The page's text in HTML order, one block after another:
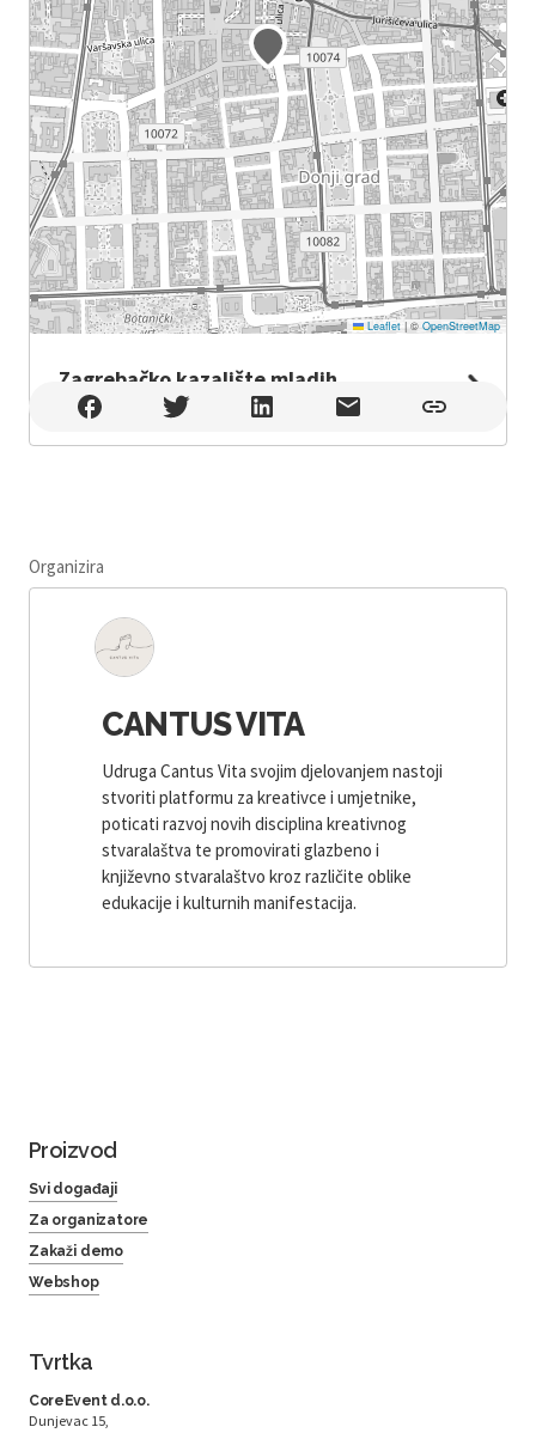
Leaflet |© OpenStreetMap
Zagrebačko kazalište mladih
Zagrebačko kazalište mladih , Zagreb
Organizira
CANTUS VITA
Udruga Cantus Vita svojim djelovanjem nastoji
stvoriti platformu za kreativce i umjetnike,
poticati razvoj novih disciplina kreativnog
stvaralaštva te promovirati glazbeno i
književno stvaralaštvo kroz različite oblike
edukacije i kulturnih manifestacija.
Proizvod
Svi događaji
Za organizatore
Zakaži demo
Webshop
Tvrtka
CoreEvent d.o.o.
Dunjevac 15,